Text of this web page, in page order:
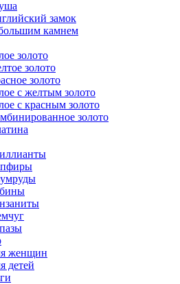
замок
камнем
золото
золото
золото
с желтым золото
с красным золото
золото
женщин
детей